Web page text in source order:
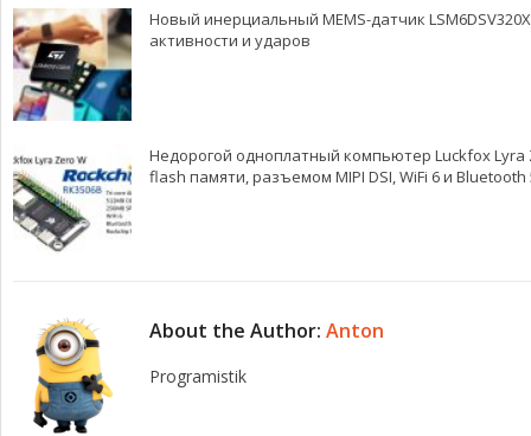
Новый инерциальный MEMS-датчик
активности и ударов
Недорогой одноплатный компьютер Luckfox Lyra
flash памяти, разъемом MIPI DSI, WiFi 6 и Bluetooth
About the Author: Anton
Programistik